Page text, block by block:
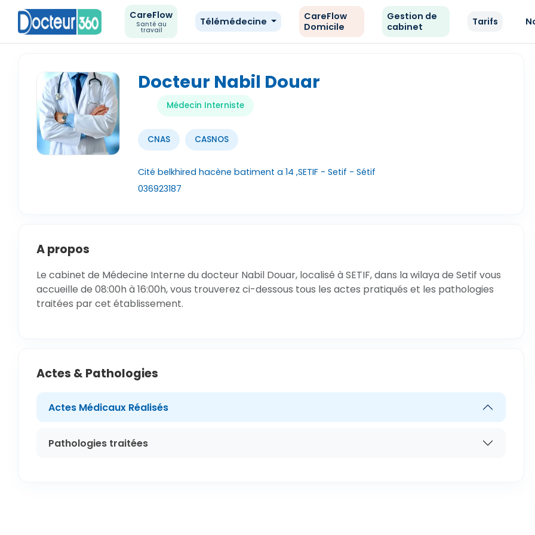
CareFlow
Santé au
travail
Télémédecine
CareFlow
Domicile
Gestion de
cabinet
Tarifs
Docteur Nabil Douar
Médecin Interniste
CNAS CASNOS
Cité belkhired hacène batiment a 14 ,SETIF - Setif - Sétif
036923187
A propos
Le cabinet de Médecine Interne du docteur Nabil Douar, localisé à SETIF, dans la wilaya de Setif vous
accueille de 08:00h à 16:00h, vous trouverez ci-dessous tous les actes pratiqués et les pathologies
traitées par cet établissement.
Actes & Pathologies
Actes Médicaux Réalisés
Pathologies traitées